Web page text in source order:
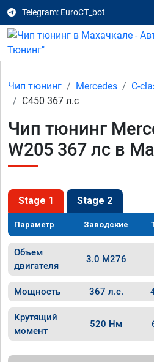
Telegram: EuroCT_bot
Чип тюнинг Mercedes C-
C450 367 л.с
Чип тюнинг
W205 367 лс в
Stage 1 Stage 2
Параметр Заводские
Объем
двигателя
3.0 M276
Мощность 367 л.с.
Крутящий
момент
520 Нм